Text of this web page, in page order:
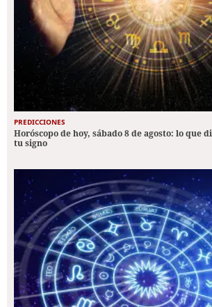
PREDICCIONES
Horóscopo de hoy, sábado 8 de agosto: lo que
tu signo